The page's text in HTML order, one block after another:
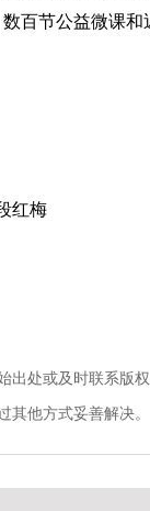
百节公益微课
红梅
出处或及时联系版
他方式妥善解决。